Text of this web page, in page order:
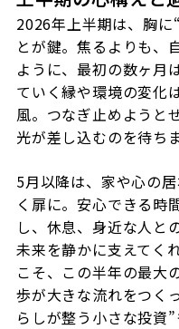
2026年上半期は、胸に
とが鍵。焦るよりも、
ように、最初の数ヶ月
ていく縁や環境の変化
風。つなぎ止めようと
光が差し込むのを待ち
5月以降は、家や心の
く扉に。安心できる時
し、休息、身近な人と
未来を静かに支えてく
こそ、この半年の最大
歩が大きな流れをつく
らしが整う小さな投資”